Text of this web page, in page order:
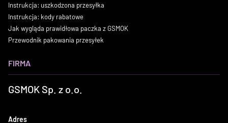
Instrukcja: uszkodzona przesyłka
Instrukcja: kody rabatowe
Jak wygląda prawidłowa paczka z GSMOK
Przewodnik pakowania przesyłek
FIRMA
GSMOK Sp. z o.o.
Adres